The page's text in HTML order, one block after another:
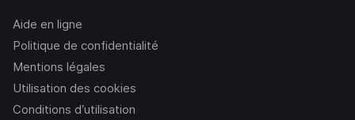
Aide en ligne
Politique de confidentialité
Mentions légales
Utilisation des cookies
Conditions d’utilisation